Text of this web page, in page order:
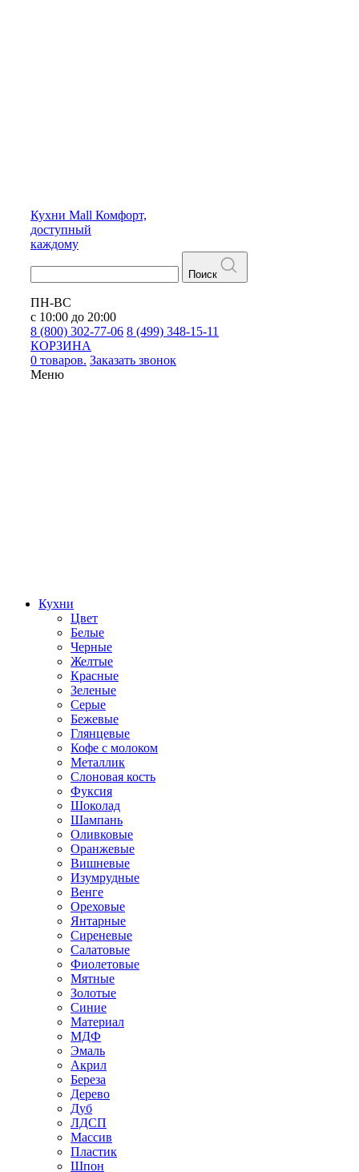
Кухни Mall Комфорт,
доступный
каждому
Поиск
ПН-ВС
с 10:00 до 20:00
8 (800) 302-77-06 8 (499) 348-15-11
КОРЗИНА
0 товаров. Заказать звонок
Меню
Кухни
Цвет
Белые
Черные
Желтые
Красные
Зеленые
Серые
Бежевые
Глянцевые
Кофе с молоком
Металлик
Слоновая кость
Фуксия
Шоколад
Шампань
Оливковые
Оранжевые
Вишневые
Изумрудные
Венге
Ореховые
Янтарные
Сиреневые
Салатовые
Фиолетовые
Мятные
Золотые
Синие
Материал
МДФ
Эмаль
Акрил
Береза
Дерево
Дуб
ЛДСП
Массив
Пластик
Шпон